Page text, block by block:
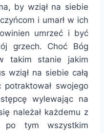
by wziął na siebie
i umarł w ich
umrzeć i być
grzech. Choć Bóg
takim stanie jakim
wziął na siebie całą
swojego
wylewając na
należał każdemu z
po tym wszystkim